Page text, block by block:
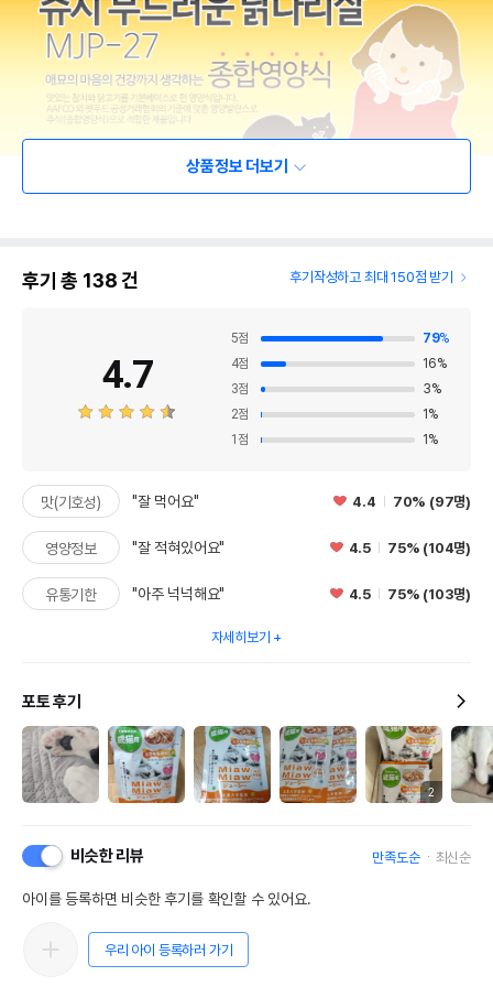
상품정보 더보기
후기 총 138건 후기작성하고 최대 150점 받기
4.7
5점 79%
4점 16%
3점 3%
2점 1 %
1 점 1 %
맛(기호성) "잘 먹어요" 4.4 70% (97명)
영양정보 "잘 적혀있어요" 4.5 75% (104명)
유통기한 "아주 넉넉해요" 4.5 75% (103명)
자세히보기
포토 후기
2
비슷한 리뷰 만족도순 최신순
아이를 등록하면 비슷한 후기를 확인할 수 있어요.
우리 아이 등록하러 가기